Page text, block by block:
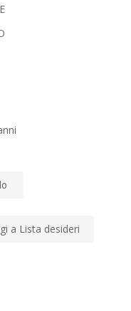
a Lista desideri